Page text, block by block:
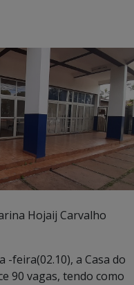
Hojaij Carvalho
-feira(02.10), a Casa do
90 vagas, tendo como